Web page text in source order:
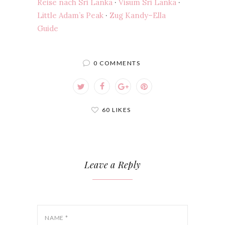
Reise nach Sri Lanka · Visum Sri Lanka ·
Little Adam’s Peak · Zug Kandy–Ella
Guide
0 COMMENTS
60 LIKES
Leave a Reply
NAME *